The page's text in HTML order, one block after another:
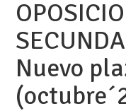
Nuevo